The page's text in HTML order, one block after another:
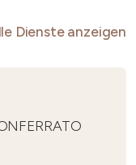
Dienste anzeigen